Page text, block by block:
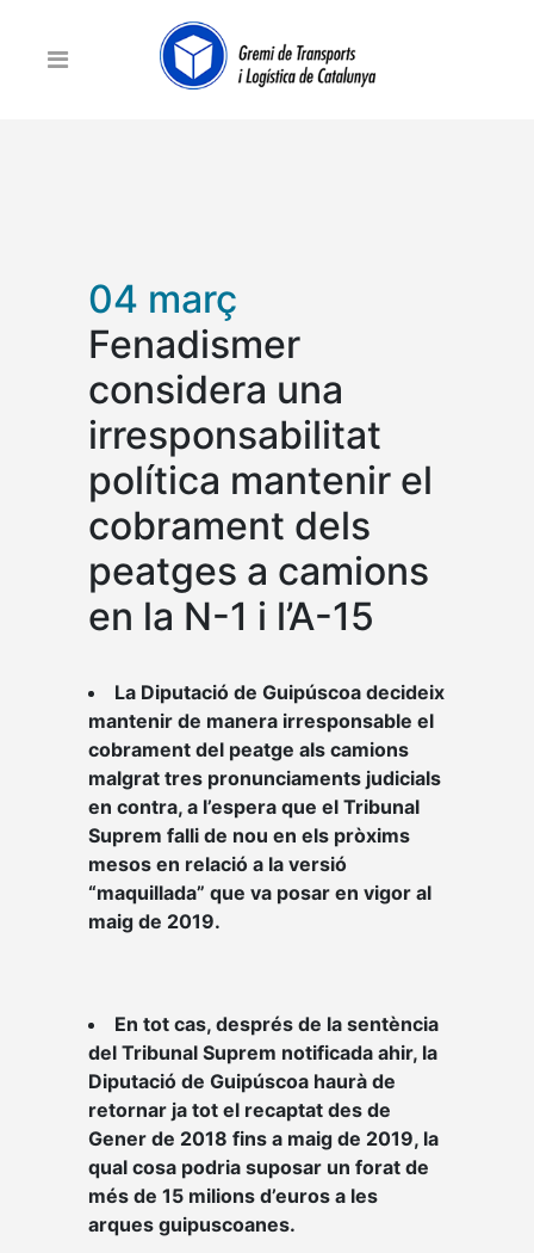
04 març
Fenadismer
considera una
irresponsabilitat
política mantenir el
cobrament dels
peatges a camions
en la N-1 i l’A-15
La Diputació de Guipúscoa decideix
mantenir de manera irresponsable el
cobrament del peatge als camions
malgrat tres pronunciaments judicials
en contra, a l’espera que el Tribunal
Suprem falli de nou en els pròxims
mesos en relació a la versió
“maquillada” que va posar en vigor al
maig de 2019.
En tot cas, després de la sentència
del Tribunal Suprem notificada ahir, la
Diputació de Guipúscoa haurà de
retornar ja tot el recaptat des de
Gener de 2018 fins a maig de 2019, la
qual cosa podria suposar un forat de
més de 15 milions d’euros a les
arques guipuscoanes.